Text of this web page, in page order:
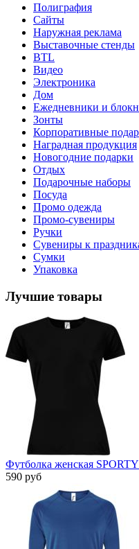
Полиграфия
Сайты
Наружная реклама
Выставочные стенды
BTL
Видео
Электроника
Дом
Ежедневники и
Зонты
Корпоративные
Наградная продукция
Новогодние подарки
Отдых
Подарочные наборы
Посуда
Промо одежда
Промо-сувениры
Ручки
Сувениры к
Сумки
Упаковка
Лучшие товары
Футболка женская
590 руб